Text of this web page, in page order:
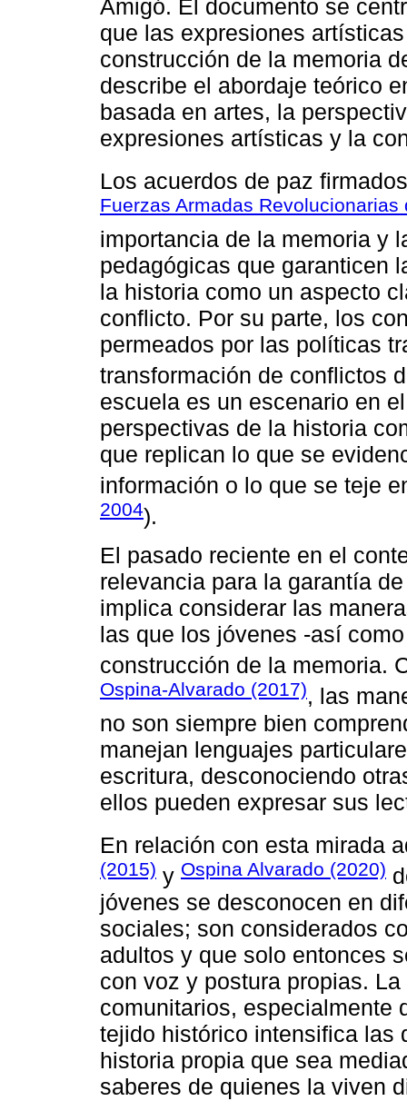
Amigó. El documento se
que las expresiones
construcción de la memoria
describe el abordaje teórico
basada en artes, la
expresiones artísticas y la
Los acuerdos de paz
Fuerzas Armadas
importancia de la memoria y
pedagógicas que garanticen
la historia como un aspecto
conflicto. Por su parte, los
permeados por las políticas
transformación de conflictos
escuela es un escenario en
perspectivas de la historia
que replican lo que se
información o lo que se teje
2004).
El pasado reciente en el
relevancia para la garantía
implica considerar las
las que los jóvenes -así
construcción de la memoria.
Ospina-Alvarado (2017), las
no son siempre bien
manejan lenguajes
escritura, desconociendo
ellos pueden expresar sus
En relación con esta mirada
(2015) y Ospina Alvarado (2020)
jóvenes se desconocen en
sociales; son considerados
adultos y que solo entonces
con voz y postura propias.
comunitarios, especialmente
tejido histórico intensifica las
historia propia que sea
saberes de quienes la viven